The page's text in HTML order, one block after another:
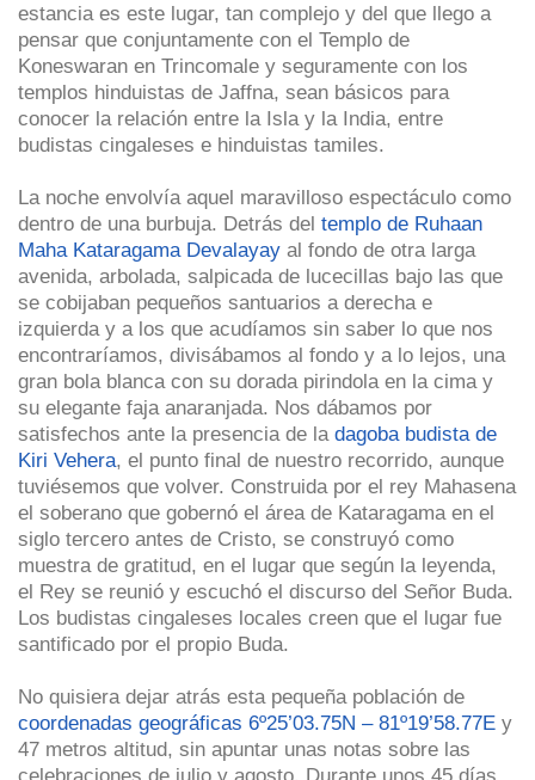
estancia es este lugar, tan complejo y del que llego a
pensar que conjuntamente con el Templo de
Koneswaran en Trincomale y seguramente con los
templos hinduistas de Jaffna, sean básicos para
conocer la relación entre la Isla y la India, entre
budistas cingaleses e hinduistas tamiles.
La noche envolvía aquel maravilloso espectáculo como
dentro de una burbuja. Detrás del templo de Ruhaan
Maha Kataragama Devalayay al fondo de otra larga
avenida, arbolada, salpicada de lucecillas bajo las que
se cobijaban pequeños santuarios a derecha e
izquierda y a los que acudíamos sin saber lo que nos
encontraríamos, divisábamos al fondo y a lo lejos, una
gran bola blanca con su dorada pirindola en la cima y
su elegante faja anaranjada. Nos dábamos por
satisfechos ante la presencia de la dagoba budista de
Kiri Vehera, el punto final de nuestro recorrido, aunque
tuviésemos que volver. Construida por el rey Mahasena
el soberano que gobernó el área de Kataragama en el
siglo tercero antes de Cristo, se construyó como
muestra de gratitud, en el lugar que según la leyenda,
el Rey se reunió y escuchó el discurso del Señor Buda.
Los budistas cingaleses locales creen que el lugar fue
santificado por el propio Buda.
No quisiera dejar atrás esta pequeña población de
coordenadas geográficas 6º25’03.75N – 81º19’58.77E y
47 metros altitud, sin apuntar unas notas sobre las
celebraciones de julio y agosto. Durante unos 45 días